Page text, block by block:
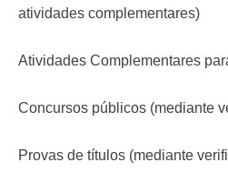
atividades complementares)
Atividades Complementares
Concursos públicos (mediante
Provas de títulos (mediante